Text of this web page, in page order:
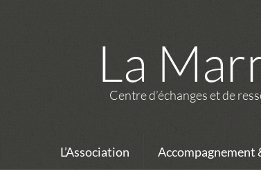
La
Centre d’échanges et de
L’Association Accompagnement